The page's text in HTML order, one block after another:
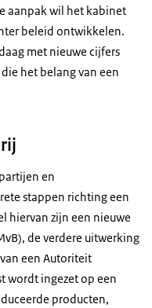
aanpak wil het kabinet
beleid ontwikkelen.
met nieuwe cijfers
het belang van een
en
stappen richting een
hiervan zijn een nieuwe
de verdere uitwerking
een Autoriteit
wordt ingezet op een
producten,